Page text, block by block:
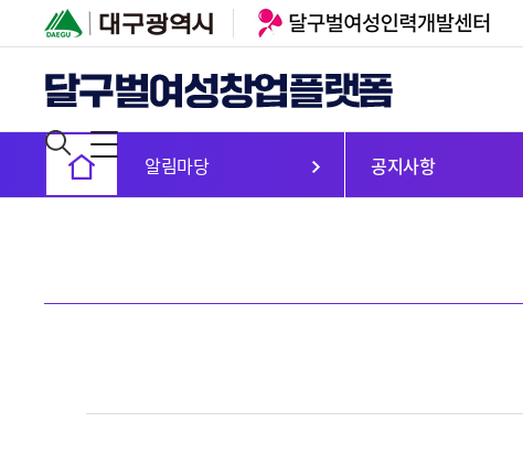
알림마당 공지사항